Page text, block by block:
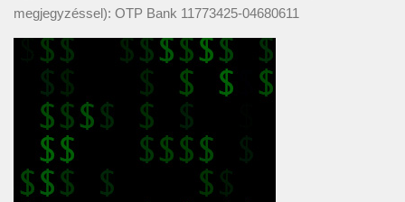
megjegyzéssel): OTP Bank 11773425-04680611